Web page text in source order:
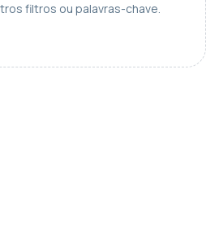
filtros ou palavras-chave.